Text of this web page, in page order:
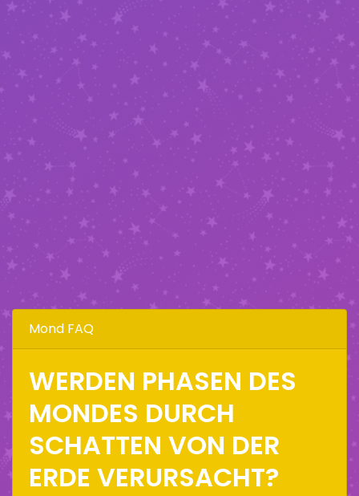
Mond FAQ
WERDEN PHASEN DES
MONDES DURCH
SCHATTEN VON DER
ERDE VERURSACHT?